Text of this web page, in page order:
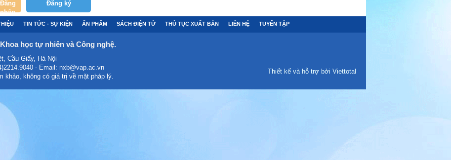
Đăng
nhập
Đăng ký
TIN TỨC - SỰ KIỆN ẤN PHẨM SÁCH ĐIỆN TỬ THỦ TỤC XUẤT BẢN LIÊN HỆ TUYỂN TẬP
học tự nhiên và Công nghệ.
Cầu Giấy, Hà Nội
- Email: nxb@vap.ac.vn
khảo, không có giá trị về mặt pháp lý.
Thiết kế và hỗ trợ bởi Viettotal